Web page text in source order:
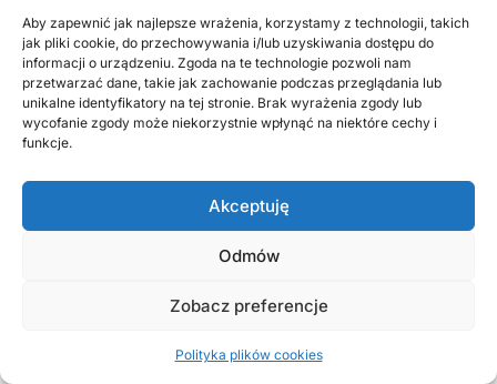
Aby zapewnić jak najlepsze wrażenia, korzystamy z technologii, takich
jak pliki cookie, do przechowywania i/lub uzyskiwania dostępu do
informacji o urządzeniu. Zgoda na te technologie pozwoli nam
przetwarzać dane, takie jak zachowanie podczas przeglądania lub
unikalne identyfikatory na tej stronie. Brak wyrażenia zgody lub
wycofanie zgody może niekorzystnie wpłynąć na niektóre cechy i
funkcje.
Akceptuję
Odmów
Zobacz preferencje
Polityka plików cookies
swoje życie.